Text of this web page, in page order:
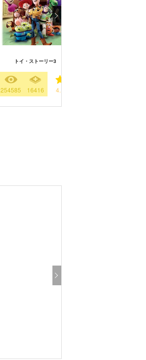
トイ・ストーリー3
254585 16416 4.1